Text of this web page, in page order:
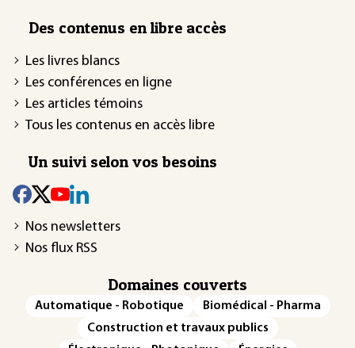
Des contenus en libre accès
Les livres blancs
Les conférences en ligne
Les articles témoins
Tous les contenus en accès libre
Un suivi selon vos besoins
Nos newsletters
Nos flux RSS
Domaines couverts
Automatique - Robotique
Biomédical - Pharma
Construction et travaux publics